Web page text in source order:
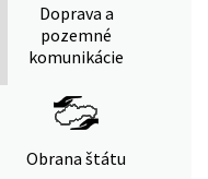
Doprava a
pozemné
komunikácie
Obrana štátu